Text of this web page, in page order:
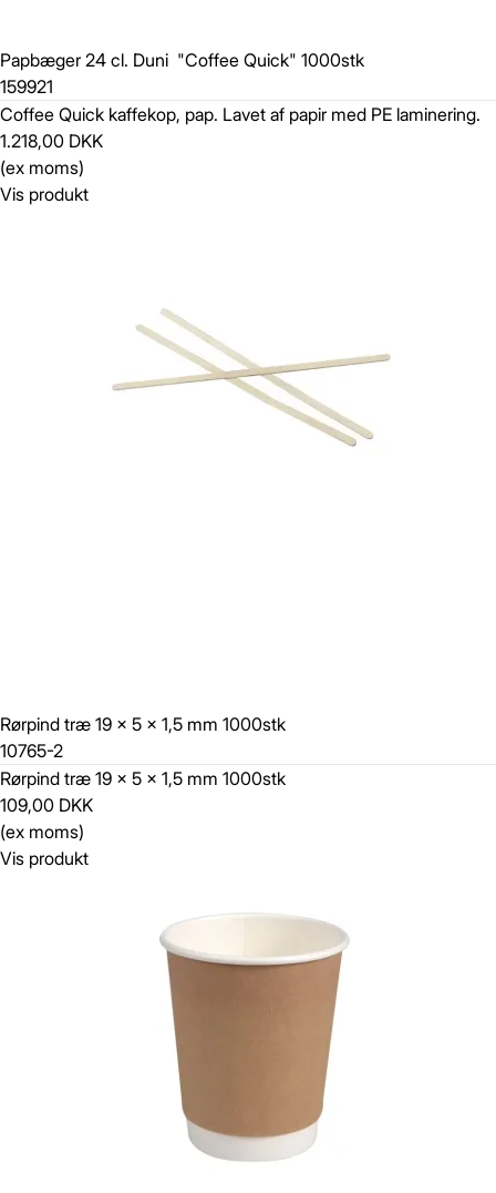
Papbæger 24 cl. Duni "Coffee Quick" 1000stk
159921
Coffee Quick kaffekop, pap. Lavet af papir med PE laminering.
1.218,00 DKK
(ex moms)
Vis produkt
Rørpind træ 19 x 5 x 1,5 mm 1000stk
10765-2
Rørpind træ 19 x 5 x 1,5 mm 1000stk
109,00 DKK
(ex moms)
Vis produkt